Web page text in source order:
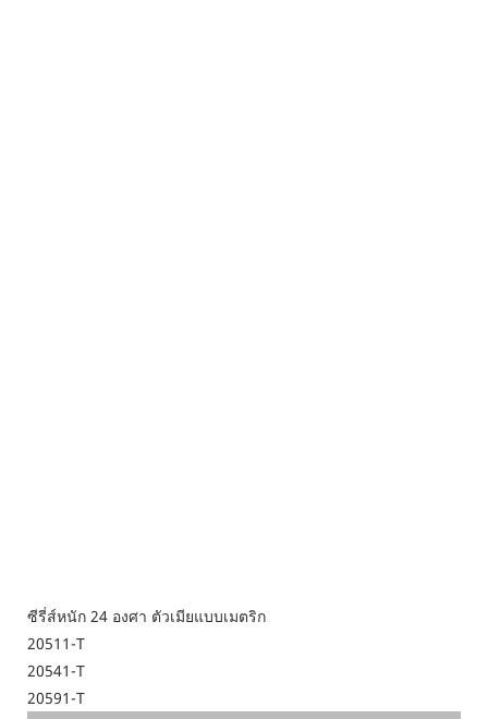
ซีรี่ส์หนัก 24 องศา ตัวเมียแบบเมตริก
20511-T
20541-T
20591-T